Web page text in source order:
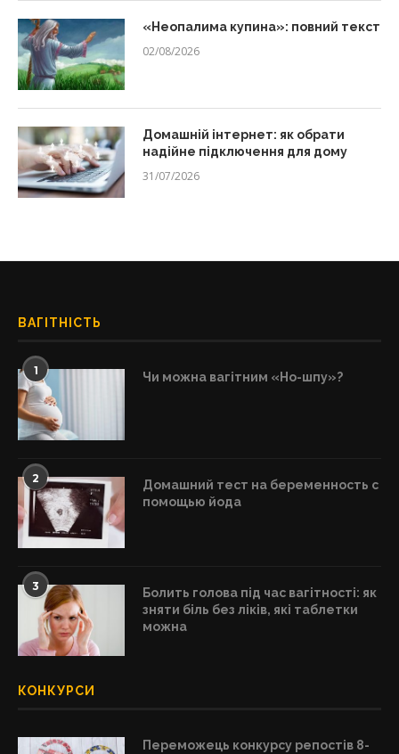
«Неопалима купина»: повний текст
02/08/2026
Домашній інтернет: як обрати
надійне підключення для дому
31/07/2026
ВАГІТНІСТЬ
1 Чи можна вагітним «Но-шпу»?
2
Домашний тест на беременность с
помощью йода
3
Болить голова під час вагітності: як
зняти біль без ліків, які таблетки
можна
КОНКУРСИ
Переможець конкурсу репостів 8-